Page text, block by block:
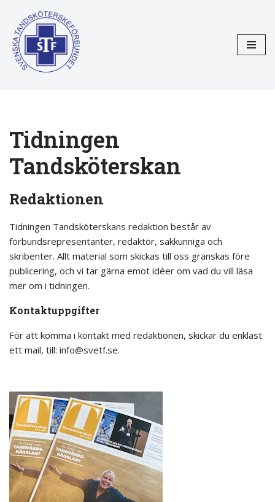
Hoppa
till
innehåll
Tidningen
Tandsköterskan
Redaktionen
Tidningen Tandsköterskans redaktion består av
förbundsrepresentanter, redaktör, sakkunniga och
skribenter. Allt material som skickas till oss granskas före
publicering, och vi tar gärna emot idéer om vad du vill läsa
mer om i tidningen.
Kontaktuppgifter
För att komma i kontakt med redaktionen, skickar du enklast
ett mail, till: info@svetf.se.